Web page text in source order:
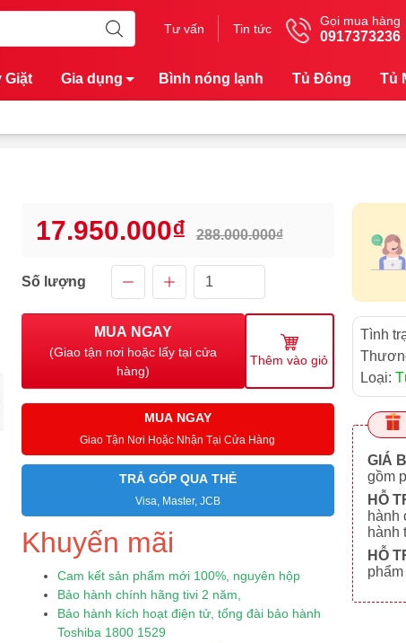
Tư vấn Tin tức
Gọi mua hàng
0917373236
Giặt Gia dụng Bình nóng lạnh Tủ Đông Tủ
17.950.000₫ 288.000.000₫
Số lượng
MUA NGAY
(Giao tận nơi hoặc lấy tại cửa
hàng)
Thêm vào giỏ
MUA NGAY
Giao Tận Nơi Hoặc Nhận Tại Cửa Hàng
TRẢ GÓP QUA THẺ
Visa, Master, JCB
Khuyến mãi
Cam kết sản phẩm mới 100%, nguyên hộp
Bảo hành chính hãng tivi 2 năm,
Bảo hành kích hoạt điện tử, tổng đài bảo hành
Toshiba 1800 1529
Tình
Loại:
GIÁ
gồm
HỖ
hành
hành
HỖ